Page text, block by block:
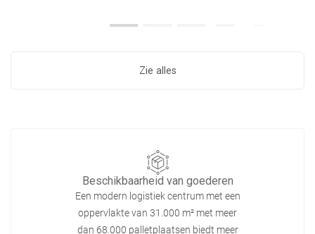
Zie alles
Beschikbaarheid van goederen
Een modern logistiek centrum met een
oppervlakte van 31.000 m² met meer
dan 68.000 palletplaatsen biedt meer